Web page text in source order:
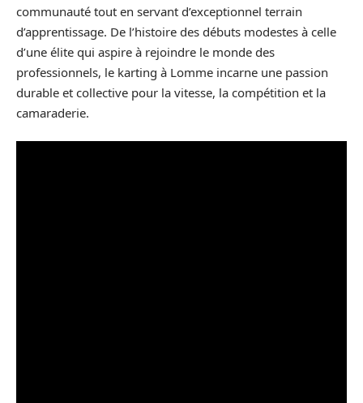
communauté tout en servant d’exceptionnel terrain
d’apprentissage. De l’histoire des débuts modestes à celle
d’une élite qui aspire à rejoindre le monde des
professionnels, le karting à Lomme incarne une passion
durable et collective pour la vitesse, la compétition et la
camaraderie.